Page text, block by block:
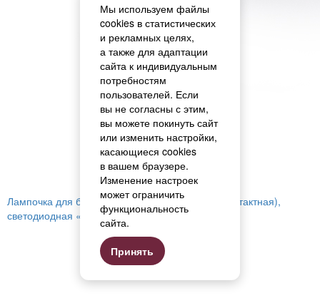
Лампочка для бытовых швейных машин (двухконтактная),
светодиодная «Micron» FLM-BA-15D
Мы используем файлы
cookies в статистических
и рекламных целях,
а также для адаптации
сайта к индивидуальным
потребностям
пользователей. Если
вы не согласны с этим,
вы можете покинуть сайт
или изменить настройки,
касающиеся cookies
в вашем браузере.
Изменение настроек
может ограничить
функциональность
сайта.
Принять